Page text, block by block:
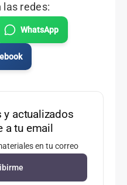
las redes:
WhatsApp
y actualizados
a tu email
en tu correo